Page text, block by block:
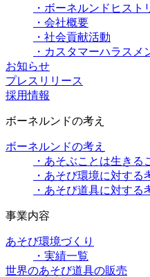
・ボーネルンドヒスト
・会社概要
・社会貢献活動
・カスタマーハラスメ
お知らせ
プレスリリース
採用情報
ボーネルンドの考え
ボーネルンドの考え
・あそぶことは生きる
・あそび環境に対する
・あそび道具に対する
事業内容
あそび環境づくり
・実績一覧
世界のあそび道具の販売